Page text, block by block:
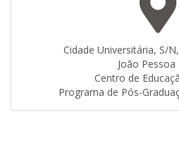
Cidade Universitária, S/
João Pessoa
Centro de
Programa de Pós-